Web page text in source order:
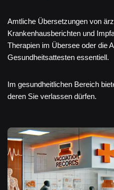
Amtliche Übersetzungen von
Krankenhausberichten und
Therapien im Übersee oder die
Gesundheitsattesten essentiell.
Im gesundheitlichen Bereich
deren Sie verlassen dürfen.